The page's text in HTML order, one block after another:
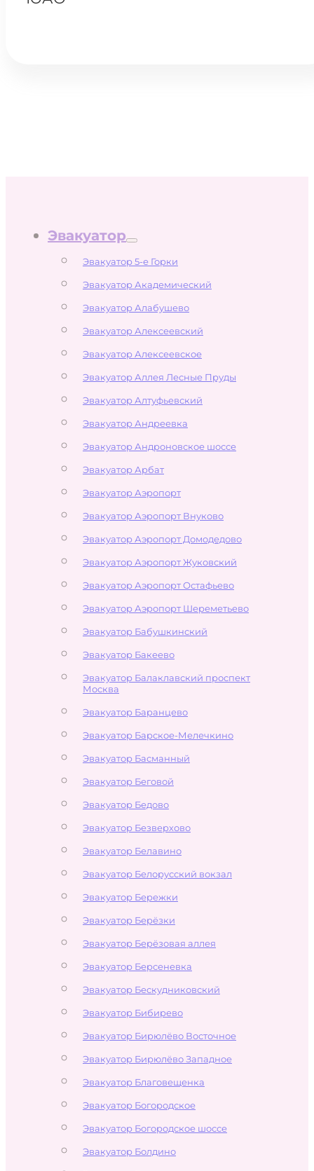
Эвакуатор
Эвакуатор 5-е Горки
Эвакуатор Академический
Эвакуатор Алабушево
Эвакуатор Алексеевский
Эвакуатор Алексеевское
Эвакуатор Аллея Лесные Пруды
Эвакуатор Алтуфьевский
Эвакуатор Андреевка
Эвакуатор Андроновское шоссе
Эвакуатор Арбат
Эвакуатор Аэропорт
Эвакуатор Аэропорт Внуково
Эвакуатор Аэропорт Домодедово
Эвакуатор Аэропорт Жуковский
Эвакуатор Аэропорт Остафьево
Эвакуатор Аэропорт Шереметьево
Эвакуатор Бабушкинский
Эвакуатор Бакеево
Эвакуатор Балаклавский проспект
Москва
Эвакуатор Баранцево
Эвакуатор Барское-Мелечкино
Эвакуатор Басманный
Эвакуатор Беговой
Эвакуатор Бедово
Эвакуатор Безверхово
Эвакуатор Белавино
Эвакуатор Белорусский вокзал
Эвакуатор Бережки
Эвакуатор Берёзки
Эвакуатор Берёзовая аллея
Эвакуатор Берсеневка
Эвакуатор Бескудниковский
Эвакуатор Бибирево
Эвакуатор Бирюлёво Восточное
Эвакуатор Бирюлёво Западное
Эвакуатор Благовещенка
Эвакуатор Богородское
Эвакуатор Богородское шоссе
Эвакуатор Болдино